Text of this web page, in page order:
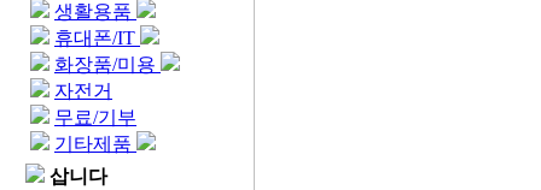
생활용품
휴대폰/IT
화장품/미용
자전거
무료/기부
기타제품
삽니다